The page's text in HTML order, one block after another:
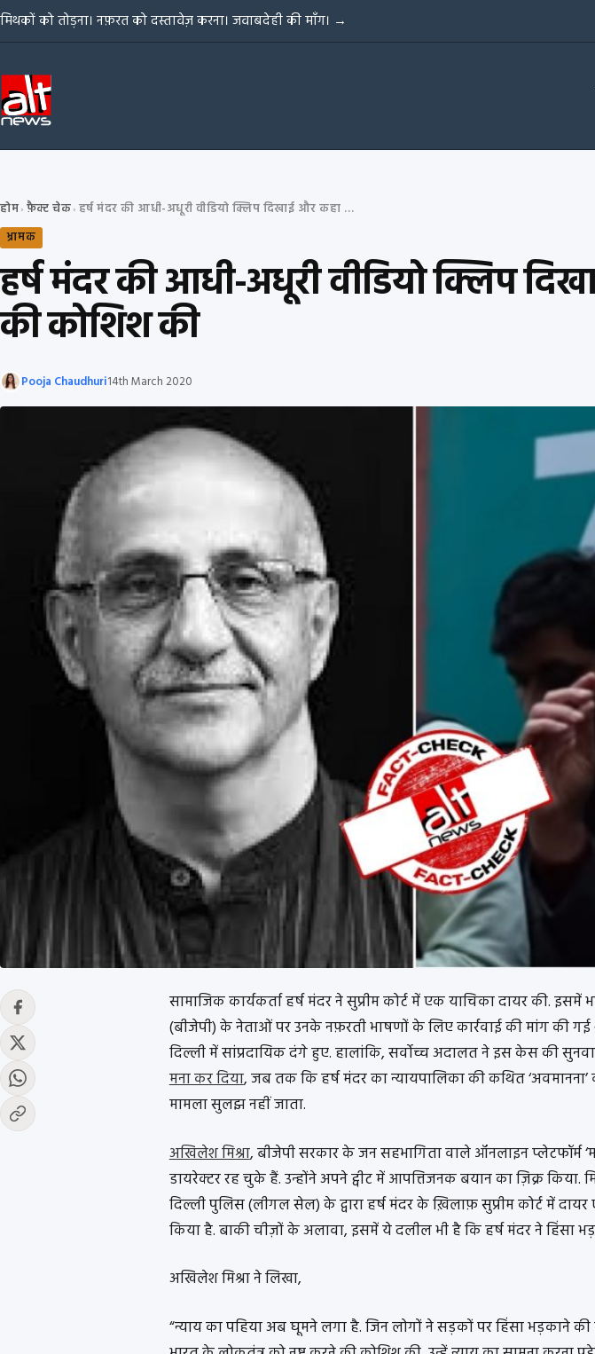
Skip to content
मिथकों को तोड़ना। नफ़रत को दस्तावेज़ करना। जवाबदेही की माँग। →
होम› फ़ैक्ट चेक›
हर्ष मंदर की आधी-अधूरी वीडियो क्लिप दिखाई और कहा कि उन्होंने दंगा भड़काने की कोशिश की
भ्रामक
हर्ष मंदर की आधी-अधूरी वीडियो क्लिप
की कोशिश की
Pooja Chaudhuri14th March 2020
सामाजिक कार्यकर्ता हर्ष मंदर ने सुप्रीम कोर्ट में एक याचिका दायर की. इसमें
(बीजेपी) के नेताओं पर उनके नफ़रती भाषणों के लिए कार्रवाई की मांग की
दिल्ली में सांप्रदायिक दंगे हुए. हालांकि, सर्वोच्च अदालत ने इस केस की
मना कर दिया, जब तक कि हर्ष मंदर का न्यायपालिका की कथित ‘अवमानना’
मामला सुलझ नहीं जाता.
अखिलेश मिश्रा, बीजेपी सरकार के जन सहभागिता वाले ऑनलाइन प्लेटफॉर्म
डायरेक्टर रह चुके हैं. उन्होंने अपने ट्वीट में आपत्तिजनक बयान का ज़िक्र किया.
दिल्ली पुलिस (लीगल सेल) के द्वारा हर्ष मंदर के ख़िलाफ़ सुप्रीम कोर्ट में
किया है. बाकी चीज़ों के अलावा, इसमें ये दलील भी है कि हर्ष मंदर ने हिंसा
अखिलेश मिश्रा ने लिखा,
“न्याय का पहिया अब घूमने लगा है. जिन लोगों ने सड़कों पर हिंसा भड़काने